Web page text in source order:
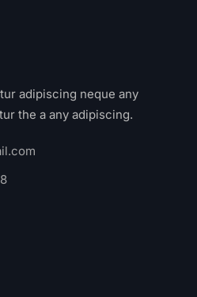
adipiscing neque any
the a any adipiscing.